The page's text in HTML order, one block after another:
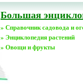
Большая
» Справочник садовода и
» Энциклопедия растений
» Овощи и фрукты